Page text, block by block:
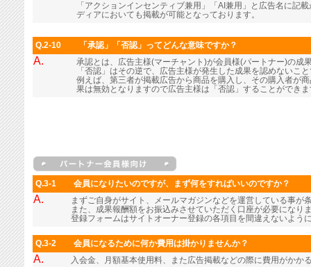
「アクションインセンティブ兼用」「AI兼用」と広告名に記
ディアにおいても掲載が可能となっております。
Q.2-10 「承認」「否認」ってどんな意味ですか？
A.
承認とは、広告主様(マーチャント)が会員様(パートナー)の成
「否認」はその逆で、広告主様が発生した成果を認めないこ
例えば、第三者が掲載広告から商品を購入し、その購入者が
果は無効となりますので広告主様は「否認」することができ
Q.3-1 会員になりたいのですが、まず何をすればいいのですか？
A.
まずご自身がサイト、メールマガジンなどを運営している事が
また、成果報酬額をお振込みさせていただく口座が必要になり
登録フォームはサイトオーナー登録の各項目を間違えないよう
Q.3-2 会員になるために何か費用は掛かりませんか？
A. 入会金、月額基本使用料、また広告掲載などの際に費用がかか